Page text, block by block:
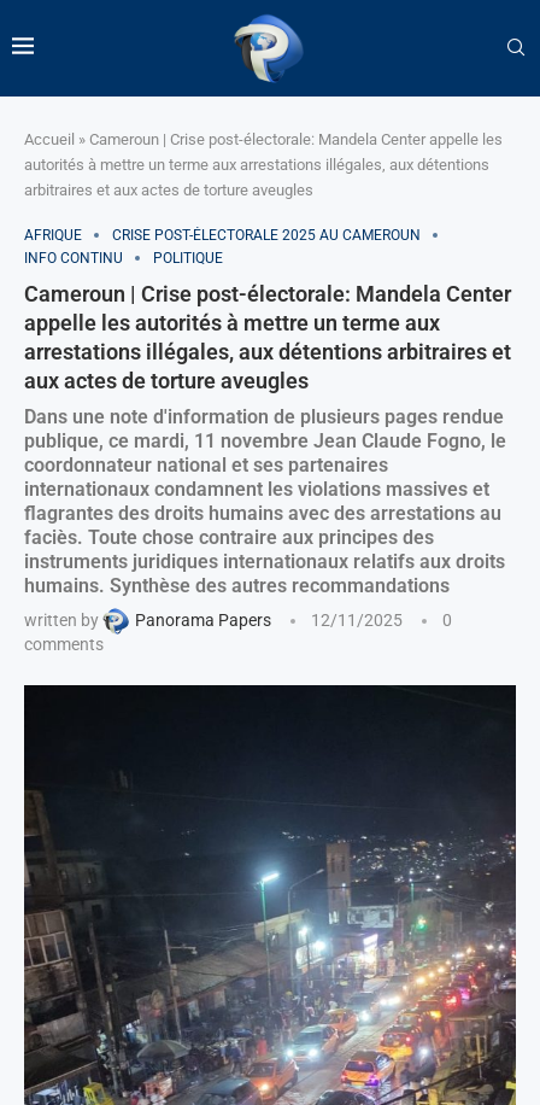
Accueil » Cameroun | Crise post-électorale: Mandela Center appelle les
autorités à mettre un terme aux arrestations illégales, aux détentions
arbitraires et aux actes de torture aveugles
AFRIQUE
CRISE POST-ÉLECTORALE 2025 AU CAMEROUN
INFO CONTINU
POLITIQUE
Cameroun | Crise post-électorale: Mandela Center
appelle les autorités à mettre un terme aux
arrestations illégales, aux détentions arbitraires et
aux actes de torture aveugles
Dans une note d'information de plusieurs pages rendue
publique, ce mardi, 11 novembre Jean Claude Fogno, le
coordonnateur national et ses partenaires
internationaux condamnent les violations massives et
flagrantes des droits humains avec des arrestations au
faciès. Toute chose contraire aux principes des
instruments juridiques internationaux relatifs aux droits
humains. Synthèse des autres recommandations
written by Panorama Papers 12/11/2025
0
comments